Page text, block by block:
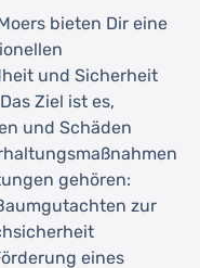
bieten Dir eine
und Sicherheit
Ziel ist es,
und Schäden
gehören:
zur
eines